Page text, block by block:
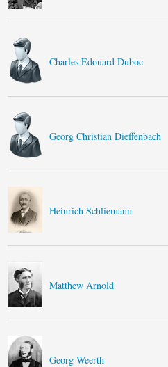
Charles Edouard Duboc
Georg Christian Dieffenbach
Heinrich Schliemann
Matthew Arnold
Georg Weerth